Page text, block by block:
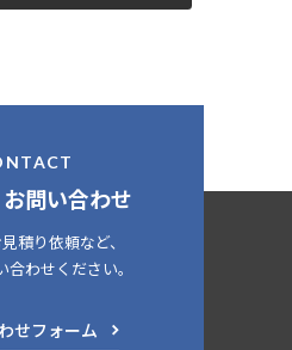
問い合わせ
積り依頼など、
わせください。
せフォーム